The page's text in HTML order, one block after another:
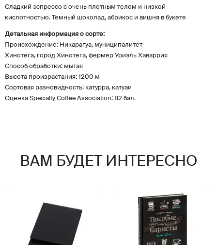
Сладкий эспрессо с очень плотным телом и низкой
кислотностью. Темный шоколад, абрикос и вишня в букете
Детальная информация о сорте:
Происхождение: Никарагуа, муниципалитет
Хинотега, город Хинотега, фермер Уриэль Хаваррия
Способ обработки: мытая
Высота произрастания: 1200 м
Сортовая разновидность: катурра, катуаи
Оценка Specialty Coffee Association: 82 бал.
ВАМ БУДЕТ ИНТЕРЕСНО